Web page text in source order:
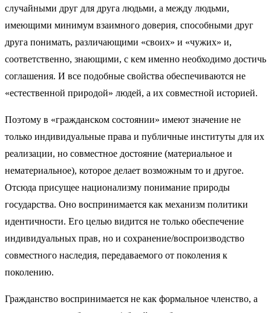
случайными друг для друга людьми, а между людьми,
имеющими минимум взаимного доверия, способными друг
друга понимать, различающими «своих» и «чужих» и,
соответственно, знающими, с кем именно необходимо достичь
соглашения. И все подобные свойства обеспечиваются не
«естественной природой» людей, а их совместной историей.
Поэтому в «гражданском состоянии» имеют значение не
только индивидуальные права и публичные институты для их
реализации, но совместное достояние (материальное и
нематериальное), которое делает возможным то и другое.
Отсюда присущее национализму понимание природы
государства. Оно воспринимается как механизм политики
идентичности. Его целью видится не только обеспечение
индивидуальных прав, но и сохранение/воспроизводство
совместного наследия, передаваемого от поколения к
поколению.
Гражданство воспринимается не как формальное членство, а